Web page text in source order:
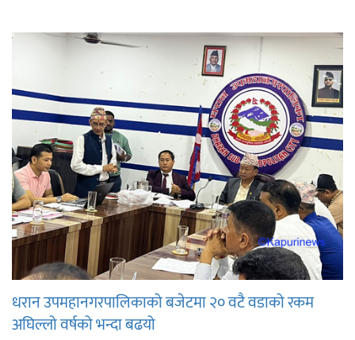
धरान उपमहानगरपालिकाको बजेटमा २० वटै वडाको रकम
अघिल्लो वर्षको भन्दा बढयो